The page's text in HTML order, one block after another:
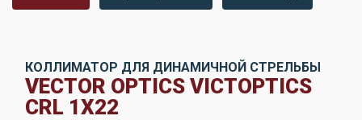
КОЛЛИМАТОР ДЛЯ ДИНАМИЧНОЙ СТРЕЛЬБЫ
VECTOR OPTICS VICTOPTICS
CRL 1X22